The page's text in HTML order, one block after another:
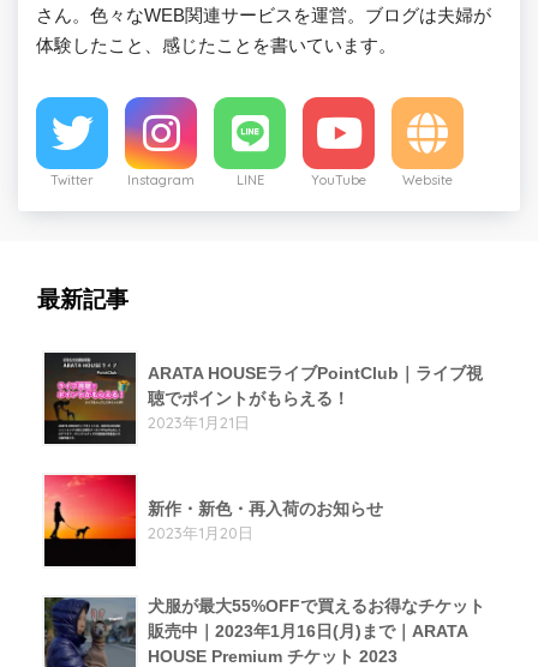
さん。色々なWEB関連サービスを運営。ブログは夫婦が
体験したこと、感じたことを書いています。
Twitter Instagram LINE YouTube Website
最新記事
ARATA HOUSEライブPointClub｜ライブ視
聴でポイントがもらえる！
2023年1月21日
新作・新色・再入荷のお知らせ
2023年1月20日
犬服が最大55%OFFで買えるお得なチケット
販売中｜2023年1月16日(月)まで｜ARATA
HOUSE Premium チケット 2023